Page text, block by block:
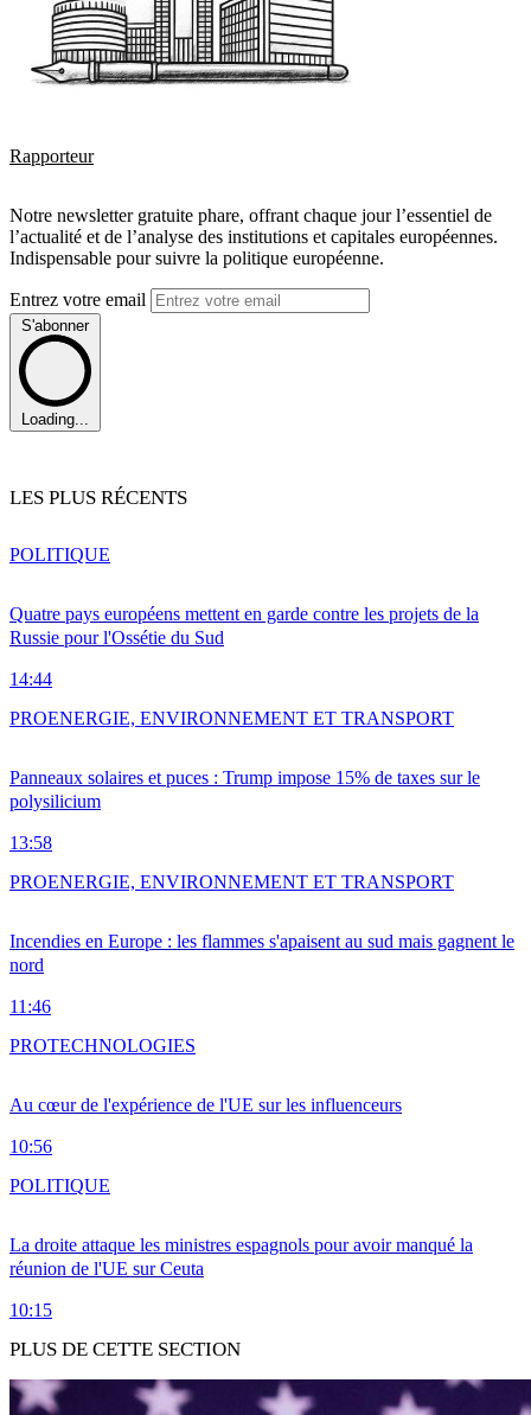
Rapporteur
Notre newsletter gratuite phare, offrant chaque jour l’essentiel de
l’actualité et de l’analyse des institutions et capitales européennes.
Indispensable pour suivre la politique européenne.
Entrez votre email
S'abonner
Loading...
LES PLUS RÉCENTS
Quatre pays européens mettent en garde contre les projets de la
Russie pour l'Ossétie du Sud
14:44
POLITIQUE
Panneaux solaires et puces : Trump impose 15% de taxes sur le
polysilicium
13:58
PROENERGIE, ENVIRONNEMENT ET TRANSPORT
Incendies en Europe : les flammes s'apaisent au sud mais gagnent le
nord
11:46
PROENERGIE, ENVIRONNEMENT ET TRANSPORT
Au cœur de l'expérience de l'UE sur les influenceurs
10:56
PROTECHNOLOGIES
La droite attaque les ministres espagnols pour avoir manqué la
réunion de l'UE sur Ceuta
10:15
POLITIQUE
PLUS DE CETTE SECTION